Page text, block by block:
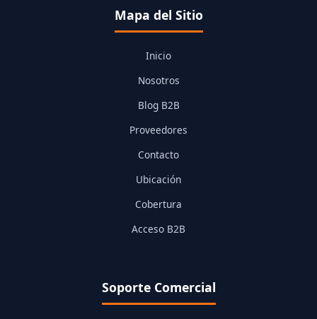
Mapa del Sitio
Inicio
Nosotros
Blog B2B
Proveedores
Contacto
Ubicación
Cobertura
Acceso B2B
Soporte Comercial